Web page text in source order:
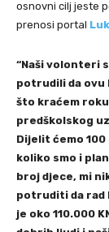
osnovni cilj jeste
prenosi portal
“Naši volonteri
potrudili da ovu
što kraćem
predškolskog
Dijelit ćemo
koliko smo i
broj djece, mi
potruditi da rad
je oko 110.000